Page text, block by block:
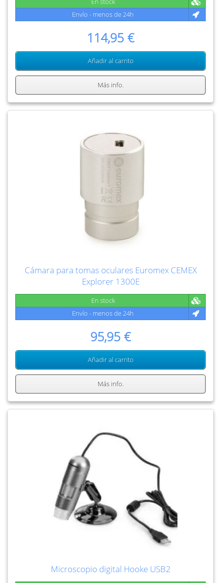
Envío - menos de 24h
114,95 €
Añadir al carrito
Más info.
Cámara para tomas oculares Euromex CEMEX
Explorer 1300E
En stock
Envío - menos de 24h
95,95 €
Añadir al carrito
Más info.
Microscopio digital Hooke USB2